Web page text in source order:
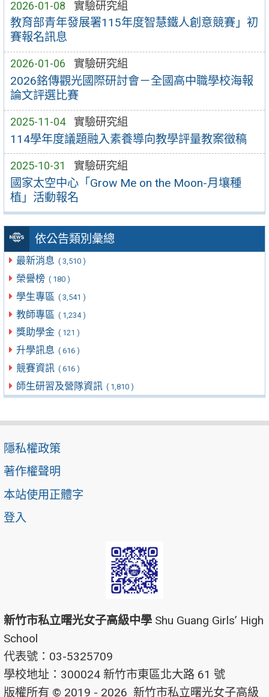
2026-01-08 實驗研究組
教育部青年發展署115年度智慧鐵人創意競賽」初
賽報名訊息
2026-01-06 實驗研究組
2026銘傳觀光國際研討會－全國高中職學校海報
論文評選比賽
2025-11-04 實驗研究組
114學年度議題融入素養導向教學評量教案徵稿
2025-10-31 實驗研究組
國家太空中心「Grow Me on the Moon-月壤種
植」活動報名
依公告類別彙總
最新消息 ( 3,510 )
榮譽榜 ( 180 )
學生專區 ( 3,541 )
教師專區 ( 1,234 )
獎助學金 ( 121 )
升學訊息 ( 616 )
競賽資訊 ( 616 )
師生研習及營隊資訊 ( 1,810 )
隱私權政策
著作權聲明
本站使用正體字
登入
新竹市私立曙光女子高級中學 Shu Guang Girls’ High
School
代表號：03-5325709
學校地址：300024 新竹市東區北大路 61 號
版權所有 © 2019 - 2026 新竹市私立曙光女子高級